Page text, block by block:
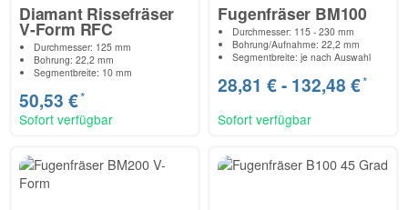
Diamant Rissefräser
V-Form RFC
Durchmesser: 125 mm
Bohrung: 22,2 mm
Segmentbreite: 10 mm
50,53 €*
Sofort verfügbar
Fugenfräser BM100
Durchmesser: 115 - 230 mm
Bohrung/Aufnahme: 22,2 mm
Segmentbreite: je nach Auswahl
28,81 € - 132,48 €*
Sofort verfügbar